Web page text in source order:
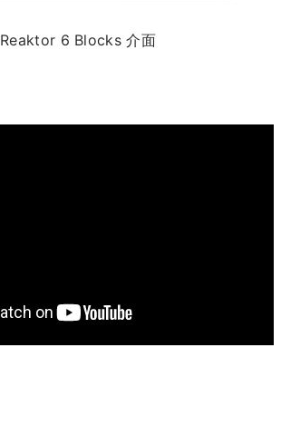
Reaktor 6 Blocks 介面